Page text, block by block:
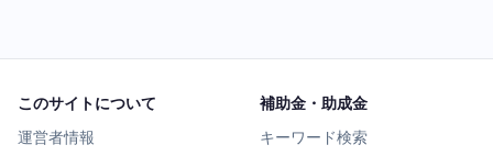
このサイトについて
運営者情報
補助金・助成金
キーワード検索